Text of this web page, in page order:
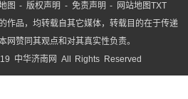
图 -版权声明 - 免责声明 - 网站地图TXT
作品，均转载自其它媒体，转载目的在于传递
网赞同其观点和对其真实性负责。
中华济南网 All Rights Reserved